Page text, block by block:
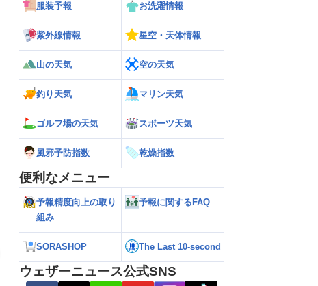
熊本地震の余震活動は
依然として震度5弱警
【熱帯低気圧情報 2026】台風16号発生
か／新たな台風発生予想 今後の進路と日
本への影響は？(9日 12時更新)
服装予報 お洗濯情報
紫外線情報 星空・天体情報
山の天気 空の天気
釣り天気 マリン天気
ゴルフ場の天気 スポーツ天気
風邪予防指数 乾燥指数
便利なメニュー
予報精度向上の取り
組み
予報に関するFAQ
SORASHOP The Last 10-second
ウェザーニュース公式SNS